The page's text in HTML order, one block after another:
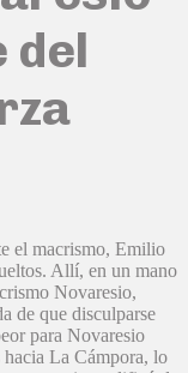
del
el macrismo, Emilio
Allí, en un mano
Novaresio,
de que disculparse
para Novaresio
hacia La Cámpora, lo